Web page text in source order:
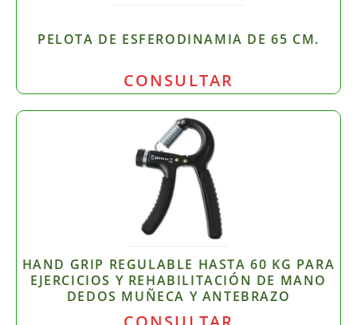
PELOTA DE ESFERODINAMIA DE 65 CM.
CONSULTAR
HAND GRIP REGULABLE HASTA 60 KG PARA
EJERCICIOS Y REHABILITACIÓN DE MANO
DEDOS MUÑECA Y ANTEBRAZO